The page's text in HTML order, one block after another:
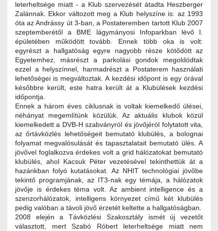
leterheltsége miatt - a Klub szervezését átadta Heszberger
Zalánnak. Ekkor változott meg a Klub helyszíne is: az 1993
óta az Andrássy út 3-ban, a Postateremben tartott Klub 2007
szeptemberétől a BME lágymányosi Infoparkban lévő I.
épületében működött tovább. Ennek több oka is volt:
egyrészt a hallgatóság egyre nagyobb része kötődött az
Egyetemhez, másrészt a parkolási gondok megoldódtak
ezzel a helyszínnel, harmadrészt a Postaterem használati
lehetőségei is megváltoztak. A kezdési időpont is egy órával
későbbre került, este hatra került át a Klubülések kezdési
időpontja.
Ennek a három éves ciklusnak is voltak kiemelkedő ülései,
néhányat megemlítünk közülük. Az aktuális klubok közül
kiemelkedett a DVB-H szabványról és jövőjéról folytatott vita,
az őrtávközlés lehetőségeit bemutató klubülés, a bolognai
folyamat megvalósulását és tapasztalatait bemutató ülés. A
jövővel foglalkozva érdekes volt a grid hálózatokat bemutató
klubülés, ahol Kacsuk Péter vezetésével tekinthettük át a
hazánkban folyó kutatásokat. Az NHIT technológiai jövőbe
tekintő programjának, az IT3-nak egy témája, a hálózatok
jövője is érdekes téma volt. Az ambient intelligence és a
szenzorhálózatok, intelligens környezet című két klubülés
pedig valóban a távoli jövő érzetét keltette a hallgatóságban.
2008 elején a Távközlési Szakosztály ismét új vezetőt
választott, mert Szabó Róbert leterheltsége miatt nem